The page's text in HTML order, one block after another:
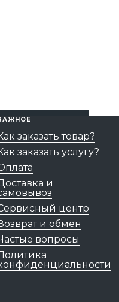
заказать товар?
заказать услугу?
и
центр
и обмен
вопросы